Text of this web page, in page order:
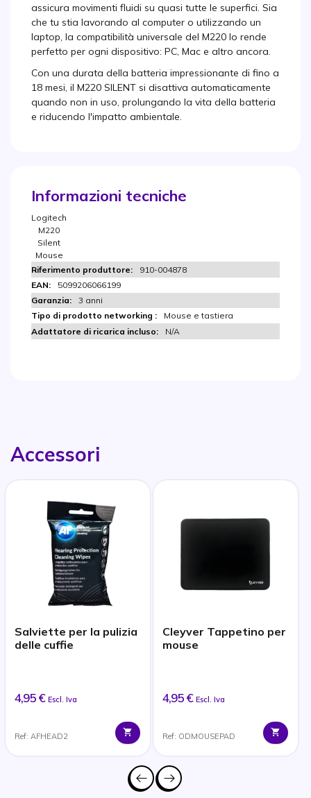
assicura movimenti fluidi su quasi tutte le superfici. Sia
che tu stia lavorando al computer o utilizzando un
laptop, la compatibilità universale del M220 lo rende
perfetto per ogni dispositivo: PC, Mac e altro ancora.
Con una durata della batteria impressionante di fino a
18 mesi, il M220 SILENT si disattiva automaticamente
quando non in uso, prolungando la vita della batteria
e riducendo l'impatto ambientale.
Informazioni tecniche
Logitech
M220
Silent
Mouse
910-004878
5099206066199
3 anni
Mouse e tastiera
N/A
Accessori
Salviette per la pulizia
delle cuffie
4,95 € Escl. Iva
Ref: AFHEAD2
Cleyver Tappetino per
mouse
4,95 € Escl. Iva
Ref: ODMOUSEPAD